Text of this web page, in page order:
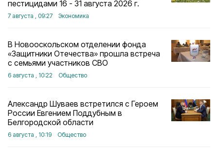
пестицидами 16 - 31 августа 2026 г.
7 августа , 09:27 Экономика
В Новооскольском отделении фонда
«Защитники Отечества» прошла встреча
с семьями участников СВО
6 августа , 10:22 Общество
Александр Шуваев встретился с Героем
России Евгением Поддубным в
Белгородской области
6 августа , 10:19 Общество